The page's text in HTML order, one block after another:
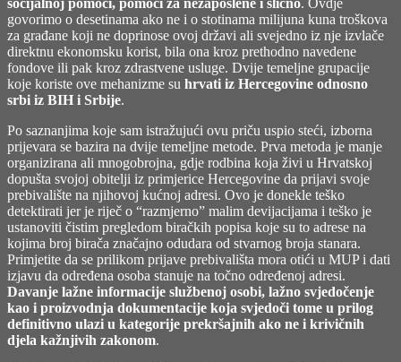
socijalnoj pomoći, pomoći za nezaposlene i slično. Ovdje
govorimo o desetinama ako ne i o stotinama milijuna kuna troškova
za građane koji ne doprinose ovoj državi ali svejedno iz nje izvlače
direktnu ekonomsku korist, bila ona kroz prethodno navedene
fondove ili pak kroz zdrastvene usluge. Dvije temeljne grupacije
koje koriste ove mehanizme su hrvati iz Hercegovine odnosno
srbi iz BIH i Srbije.
Po saznanjima koje sam istražujući ovu priču uspio steći, izborna
prijevara se bazira na dvije temeljne metode. Prva metoda je manje
organizirana ali mnogobrojna, gdje rodbina koja živi u Hrvatskoj
dopušta svojoj obitelji iz primjerice Hercegovine da prijavi svoje
prebivalište na njihovoj kućnoj adresi. Ovo je donekle teško
detektirati jer je riječ o “razmjerno” malim devijacijama i teško je
ustanoviti čistim pregledom biračkih popisa koje su to adrese na
kojima broj birača značajno odudara od stvarnog broja stanara.
Primjetite da se prilikom prijave prebivališta mora otići u MUP i dati
izjavu da određena osoba stanuje na točno određenoj adresi.
Davanje lažne informacije službenoj osobi, lažno svjedočenje
kao i proizvodnja dokumentacije koja svjedoči tome u prilog
definitivno ulazi u kategorije prekršajnih ako ne i krivičnih
djela kažnjivih zakonom.